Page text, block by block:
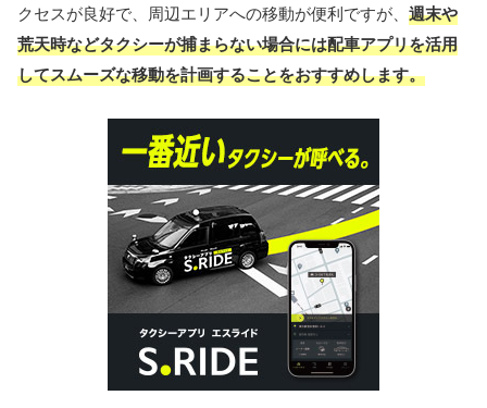
クセスが良好で、周辺エリアへの移動が便利ですが、 週末や
荒天時などタクシーが捕まらない場合には配車アプリを活用
してスムーズな移動を計画することをおすすめします。